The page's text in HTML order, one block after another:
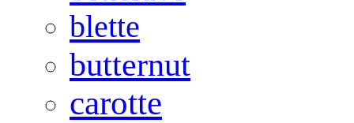
blette
butternut
carotte